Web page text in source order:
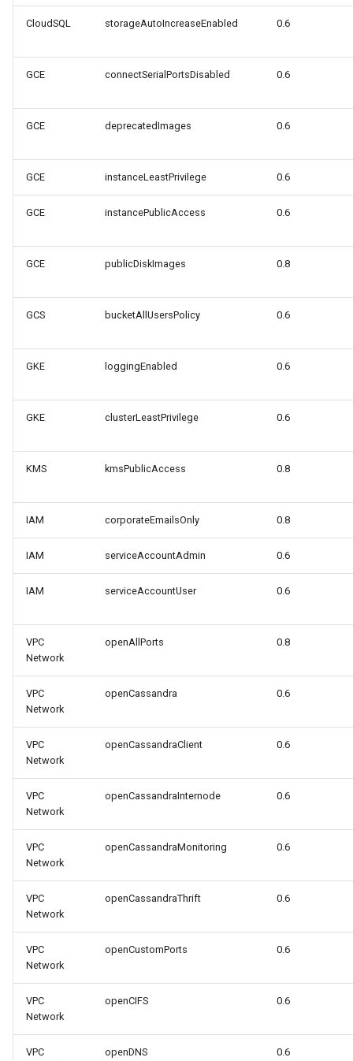
CloudSQL storageAutoIncreaseEnabled 0.6
GCE connectSerialPortsDisabled 0.6
GCE deprecatedImages 0.6
GCE instanceLeastPrivilege 0.6
GCE instancePublicAccess 0.6
GCE publicDiskImages 0.8
GCS bucketAllUsersPolicy 0.6
GKE loggingEnabled 0.6
GKE clusterLeastPrivilege 0.6
KMS kmsPublicAccess 0.8
IAM corporateEmailsOnly 0.8
IAM serviceAccountAdmin 0.6
IAM serviceAccountUser 0.6
VPC
Network
openAllPorts 0.8
VPC
Network
openCassandra 0.6
VPC
Network
openCassandraClient 0.6
VPC
Network
openCassandraInternode 0.6
VPC
Network
openCassandraMonitoring 0.6
VPC
Network
openCassandraThrift 0.6
VPC
Network
openCustomPorts 0.6
VPC
Network
openCIFS 0.6
VPC
openDNS 0.6